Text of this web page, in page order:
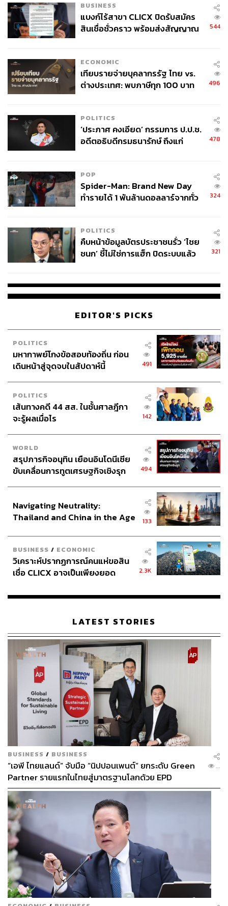
BUSINESS
แบงก์ไร้สาขา CLICX ปิดรับสมัคร
สินเชื่อชั่วคราว พร้อมส่งสัญญาณ
544
ECONOMIC
เทียบรายจ่ายบุคลากรรัฐ ไทย vs.
ต่างประเทศ: พบภาษีทุก 100 บาท
496
POLITICS
‘ประภาศ คงเอียด’ กรรมการ ป.ป.ช.
อดีตอธิบดีกรมธนารักษ์ ถึงแก่
478
POP
Spider-Man: Brand New Day
ทำรายได้ 1 พันล้านดอลลาร์จากทั่ว
324
POLITICS
คืบหน้าข้อมูลบัตรประชาชนรั่ว ‘ไชย
ชนก’ ชี้ไม่ใช่การแฮ็ก ปิดระบบแล้ว
321
EDITOR'S PICKS
POLITICS
มหากาพย์โกงข้อสอบท้องถิ่น ก่อน
เดินหน้าสู่จุดจบในสัปดาห์นี้
491
POLITICS
เส้นทางคดี 44 สส. ในชั้นศาลฎีกา
จะรู้ผลเมื่อไร
142
WORLD
สรุปภารกิจอนุทิน เยือนอินโดนีเซีย
ขับเคลื่อนการทูตเศรษฐกิจเชิงรุก
494
Navigating Neutrality:
Thailand and China in the Age
133
BUSINESS / ECONOMIC
วิเคราะห์ปรากฏการณ์คนแห่ขอสิน
เชื่อ CLICX อาจเป็นเพียงยอด
เรือนไทยที่ถูกซุกไว้
2.3K
LATEST STORIES
BUSINESS / BUSINESS
“เอพี ไทยแลนด์” จับมือ “นิปปอนเพนต์” ยกระดับ Green
Partner รายแรกในไทยสู่มาตรฐานโลกด้วย EPD
International พร้อมชูแนวคิด Global Standards for
Global Sustainable Living ส่งมอบบ้านคุณภาพ ลด
ผลกระทบต่อสิ่งแวดล้อม พร้อมปั้นนักออกแบบที่ใส่ใจโลก
...